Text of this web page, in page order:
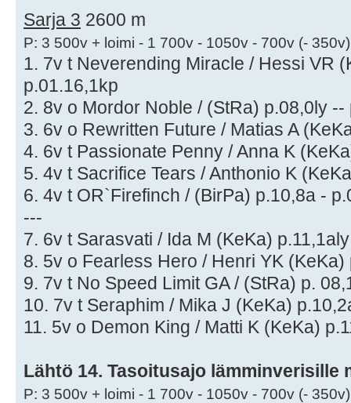
Sarja 3 2600 m
P: 3 500v + loimi - 1 700v - 1050v - 700v (- 350v)
1. 7v t Neverending Miracle / Hessi VR
p.01.16,1kp
2. 8v o Mordor Noble / (StRa) p.08,0ly --
3. 6v o Rewritten Future / Matias A
4. 6v t Passionate Penny / Anna K
5. 4v t Sacrifice Tears / Anthonio K
6. 4v t OR`Firefinch / (BirPa) p.10,8a -
---
7. 6v t Sarasvati / Ida M (KeKa)
8. 5v o Fearless Hero / Henri YK
9. 7v t No Speed Limit GA / (StRa) p.
10. 7v t Seraphim / Mika J (KeKa)
11. 5v o Demon King / Matti K (KeKa)
Lähtö 14. Tasoitusajo lämminverisille
P: 3 500v + loimi - 1 700v - 1050v - 700v (- 350v)